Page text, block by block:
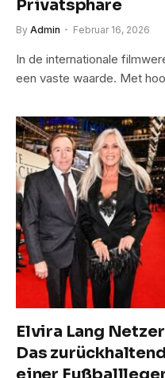
Privatsphäre
By Admin Februar 16, 2026
In de internationale
een vaste waarde. Met
Elvira Lang
Das